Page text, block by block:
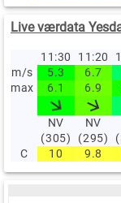
Live værdata
11:30 11:20
m/s
5.3 6.7
max
6.1 6.9
NV
(305)
NV
(295)
C
10 9.8